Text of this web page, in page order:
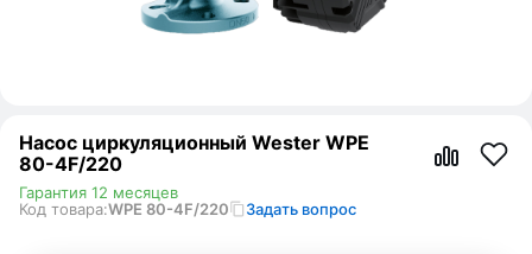
Насос циркуляционный Wester WPE
80-4F/220
Код товара:WPE 80-4F/220 Задать вопрос
Гарантия 12 месяцев